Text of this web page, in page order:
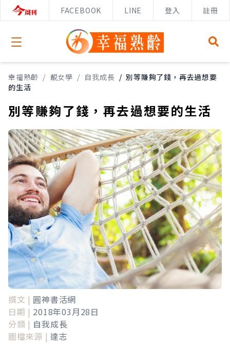
FACEBOOK LINE 登入 註冊
Open menu
幸福熟齡 / 靚女學 / 自我成長 / 別等賺夠了錢，再去過想要
的生活
別等賺夠了錢，再去過想要的生活
撰文 | 圓神書活網
日期 | 2018年03月28日
分類 | 自我成長
圖檔來源 | 達志